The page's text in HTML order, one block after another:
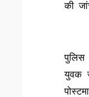
की
पुलिस
युवक